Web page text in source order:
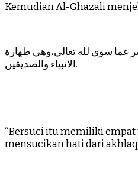
Kemudian Al-Ghazali
عما سوي لله تعالي،وهي طهارة
الانبياء والصديقين.
“Bersuci itu memiliki empat
mensucikan hati dari